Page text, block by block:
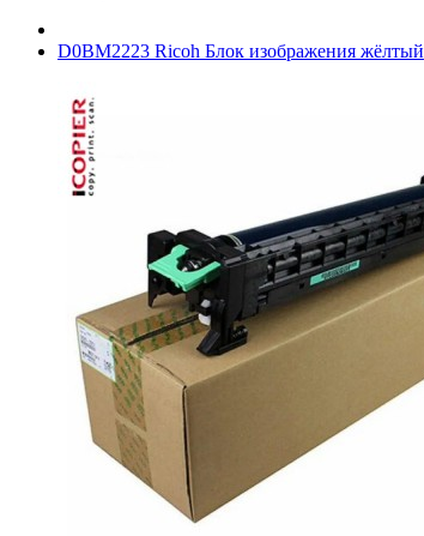
D0BM2223 Ricoh Блок изображения жёлтый